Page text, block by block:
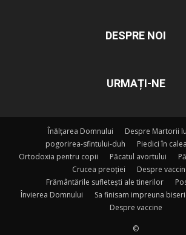
DESPRE NOI
URMAȚI-NE
Înălțarea Domnului
Despre Martorii
pogorirea-sfintului-duh
Piedici în
Ortodoxia pentru copii
Păcatul avortului
Crucea preoției
Despre
Frământările sufletești ale tinerilor
Învierea Domnului
Sa finisam impreuna
Despre vaccine
©